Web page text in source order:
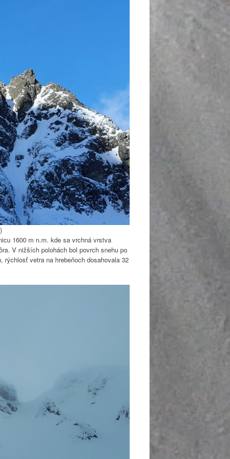
1600 m n.m. kde sa vrchná vrstva
V nižších polohách bol povrch snehu po
vetra na hrebeňoch dosahovala 32